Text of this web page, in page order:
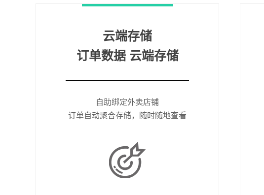
云端存储
订单数据 云端存储
自助绑定外卖店铺
订单自动聚合存储，随时随地查看